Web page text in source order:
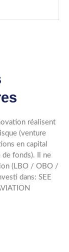
réalisent
(venture
en capital
de fonds). Il ne
(LBO / OBO /
dans: SEE